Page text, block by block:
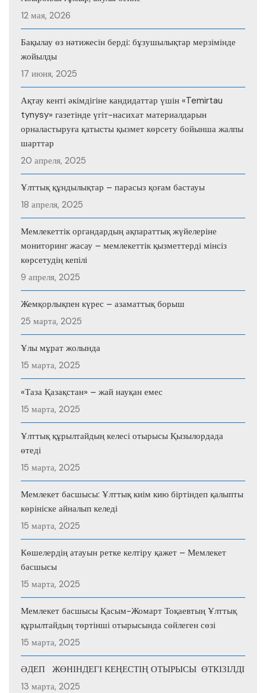
12 мая, 2026
Бақылау өз нәтижесін берді: бұзушылықтар мерзімінде
жойылды
17 июня, 2025
Ақтау кенті әкімдігіне кандидаттар үшін «Temirtau
tynysy» газетінде үгіт-насихат материалдарын
орналастыруға қатысты қызмет көрсету бойынша жалпы
шарттар
20 апреля, 2025
Ұлттық құндылықтар – парасыз қоғам бастауы
18 апреля, 2025
Мемлекеттік органдардың ақпараттық жүйелеріне
мониторинг жасау – мемлекеттік қызметтерді мінсіз
көрсетудің кепілі
9 апреля, 2025
Жемқорлықпен күрес – азаматтық борыш
25 марта, 2025
Ұлы мұрат жолында
15 марта, 2025
«Таза Қазақстан» – жай науқан емес
15 марта, 2025
Ұлттық құрылтайдың келесі отырысы Қызылордада
өтеді
15 марта, 2025
Мемлекет басшысы: Ұлттық киім кию біртіндеп қалыпты
көрініске айналып келеді
15 марта, 2025
Көшелердің атауын ретке келтіру қажет – Мемлекет
басшысы
15 марта, 2025
Мемлекет басшысы Қасым-Жомарт Тоқаевтың Ұлттық
құрылтайдың төртінші отырысында сөйлеген сөзі
15 марта, 2025
ӘДЕП ЖӨНІНДЕГІ КЕҢЕСТІҢ ОТЫРЫСЫ ӨТКІЗІЛДІ
13 марта, 2025